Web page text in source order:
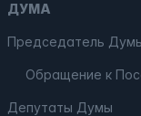
ДУМА
Председатель
Обращение к
Депутаты Думы